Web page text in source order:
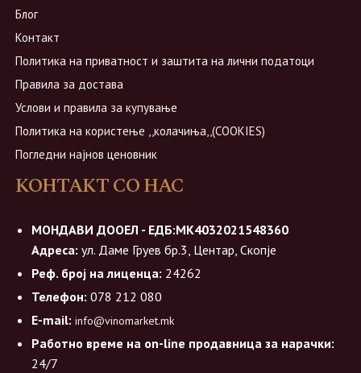
Блог
Контакт
Политика на приватност и заштита на лични податоци
Правила за достава
Услови и правила за купување
Политика на користење ,,колачиња,,(COOKIES)
Погледни најнов ценовник
КОНТАКТ СО НАС
МОНДАВИ ДООЕЛ - ЕДБ:МК4032021548360
Адреса: ул. Даме Груев бр.3, Центар, Скопје
Реф. број на лиценца: 24262
Телефон: 078 212 080
E-mail: info@vinomarket.mk
Работно време на on-line продавница за нарачки:
24/7